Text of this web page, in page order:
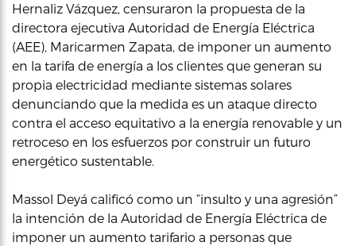
Hernaliz Vázquez, censuraron la propuesta de la
directora ejecutiva Autoridad de Energía Eléctrica
(AEE), Maricarmen Zapata, de imponer un aumento
en la tarifa de energía a los clientes que generan su
propia electricidad mediante sistemas solares
denunciando que la medida es un ataque directo
contra el acceso equitativo a la energía renovable y un
retroceso en los esfuerzos por construir un futuro
energético sustentable.
Massol Deyá calificó como un “insulto y una agresión”
la intención de la Autoridad de Energía Eléctrica de
imponer un aumento tarifario a personas que